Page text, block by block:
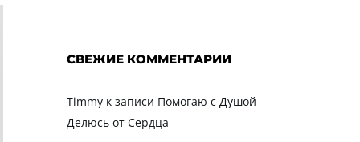
СВЕЖИЕ КОММЕНТАРИИ
Timmyк записи Помогаю с Душой
Делюсь от Сердца